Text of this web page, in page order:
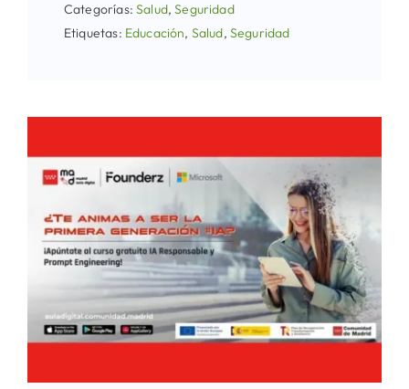
Categorías:Salud,Seguridad
Etiquetas: Educación, Salud, Seguridad